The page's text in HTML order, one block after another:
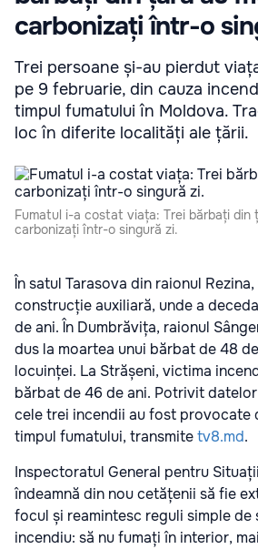
carbonizați într-o
Trei persoane și-au pierdut
pe 9 februarie, din cauza
timpul fumatului în Moldova.
loc în diferite localități ale țării.
Fumatul i-a costat viața: Trei bărbați din
carbonizați într-o singură zi.
În satul Tarasova din raionul
construcție auxiliară, unde a
de ani. În Dumbrăvița, raionul
dus la moartea unui bărbat de 48
locuinței. La Strășeni, victima
bărbat de 46 de ani. Potrivit
cele trei incendii au fost provocate
timpul fumatului, transmitetv8.md.
Inspectoratul General pentru
îndeamnă din nou cetățenii să fie
focul și reamintesc reguli simple de
incendiu: să nu fumați în interior,